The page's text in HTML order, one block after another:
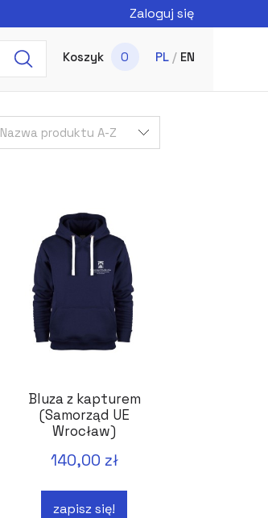
Zaloguj się
PL/ EN
Koszyk 0
Nazwa produktu A-Z
Bluza z kapturem
(Samorząd UE
Wrocław)
140,00 zł
zapisz się!